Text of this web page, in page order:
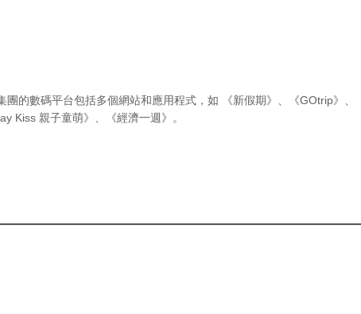
團的數碼平台包括多個網站和應用程式，如 《新假期》 《GOtrip》
Kiss 親子童萌》
《經濟一週》 。